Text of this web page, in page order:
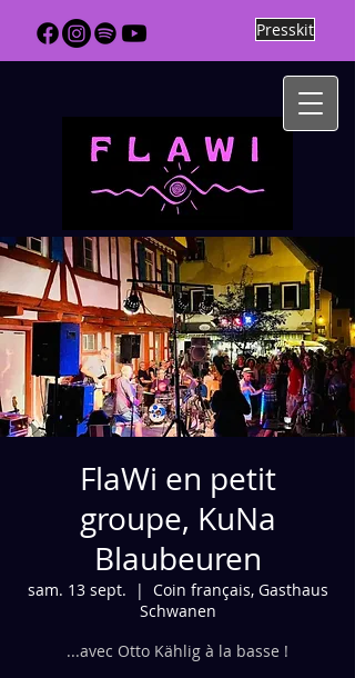
Presskit
FlaWi en petit
groupe, KuNa
Blaubeuren
sam. 13 sept.
  |
Coin français, Gasthaus
Schwanen
...avec Otto Kählig à la basse !